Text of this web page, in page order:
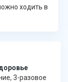
ходить в
3-разовое